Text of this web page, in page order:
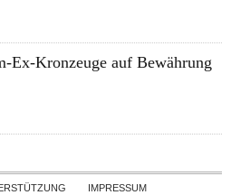
Ex-Kronzeuge auf Bewährung
Skip to contentIMPRESSUM